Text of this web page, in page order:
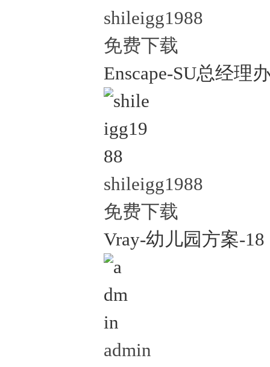
shileigg1988
免费下载
Enscape-SU总经理
shileigg1988
免费下载
Vray-幼儿园方案-18
admin